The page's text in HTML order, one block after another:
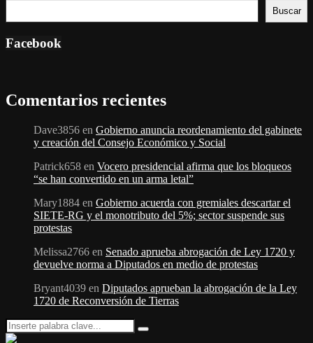
Buscar
Facebook
Comentarios recientes
Dave3856 en Gobierno anuncia reordenamiento del gabinete
y creación del Consejo Económico y Social
Patrick658 en Vocero presidencial afirma que los bloqueos
“se han convertido en un arma letal”
Mary1884 en Gobierno acuerda con gremiales descartar el
SIETE-RG y el monotributo del 5%; sector suspende sus
protestas
Melissa2766 en Senado aprueba abrogación de Ley 1720 y
devuelve norma a Diputados en medio de protestas
Bryant4039 en Diputados aprueban la abrogación de la Ley
1720 de Reconversión de Tierras
Search
for:
Search